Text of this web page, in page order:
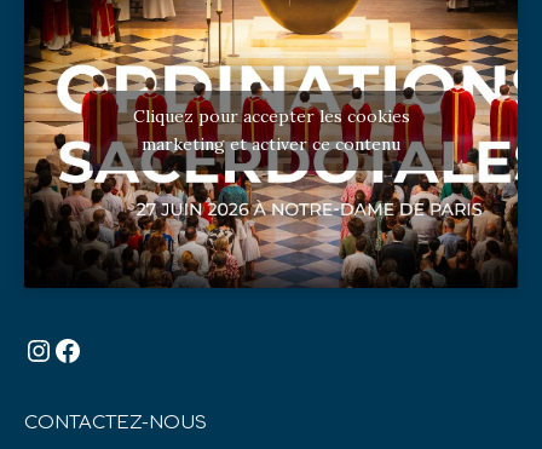
Cliquez pour accepter les cookies
marketing et activer ce contenu
Instagram
Facebook
CONTACTEZ-NOUS